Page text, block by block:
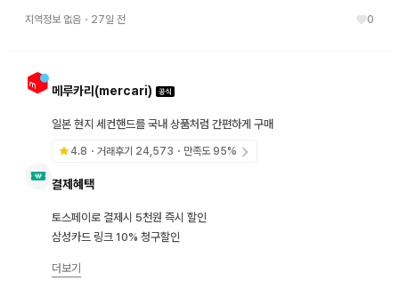
지역정보 없음 ・ 27일 전 0
메루카리(mercari)
일본 현지 세컨핸드를 국내 상품처럼 간편하게 구매
4.8 ・거래후기 24,573 ・만족도95%
결제혜택
토스페이로 결제시 5천원 즉시 할인
삼성카드 링크 10% 청구할인
더보기